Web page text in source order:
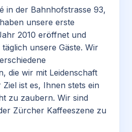
in der Bahnhofstrasse 93,
unsere erste
2010 eröffnet und
unsere Gäste. Wir
die wir mit Leidenschaft
ist es, Ihnen stets ein
zu zaubern. Wir sind
Zürcher Kaffeeszene zu